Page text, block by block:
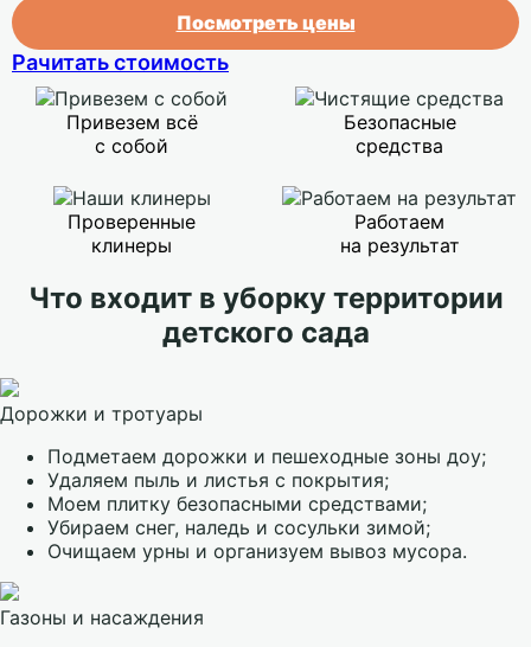
Посмотреть цены
Рачитать стоимость
Привезем всё
с собой
Безопасные
средства
Проверенные
клинеры
Работаем
на результат
Что входит в уборку территории
детского сада
Дорожки и тротуары
Подметаем дорожки и пешеходные зоны доу;
Удаляем пыль и листья с покрытия;
Моем плитку безопасными средствами;
Убираем снег, наледь и сосульки зимой;
Очищаем урны и организуем вывоз мусора.
Газоны и насаждения